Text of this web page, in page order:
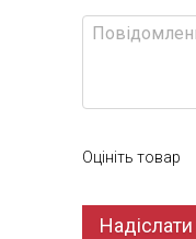
Оцініть товар
Надіслати